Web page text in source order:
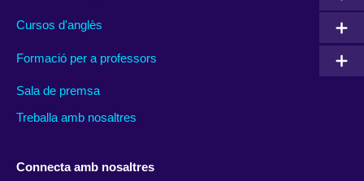
Cursos d'anglès
Formació per a professors
Sala de premsa
Treballa amb nosaltres
Connecta amb nosaltres